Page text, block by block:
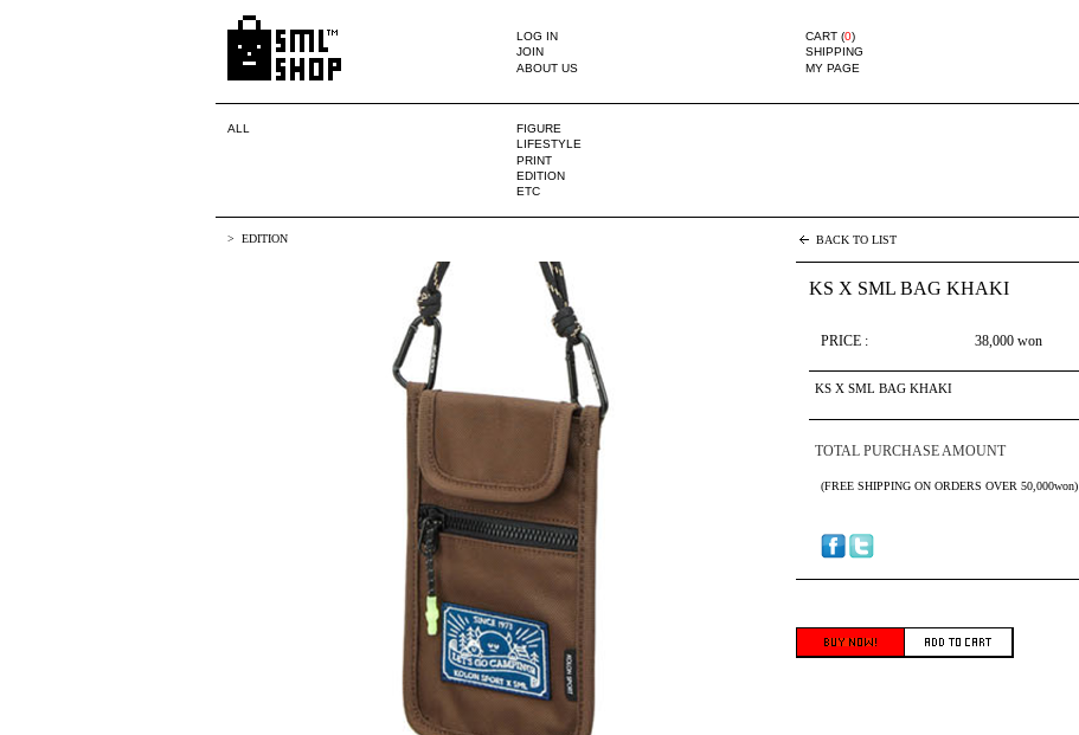
LOG IN
JOIN
ABOUT US
CART (0)
SHIPPING
MY PAGE
ALL
FIGURE
LIFESTYLE
PRINT
EDITION
ETC
EDITION BACK TO LIST
KS X SML BAG KHAKI
PRICE : 38,000 won
KS X SML BAG KHAKI
TOTAL PURCHASE AMOUNT
(FREE SHIPPING ON ORDERS OVER 50,000won)